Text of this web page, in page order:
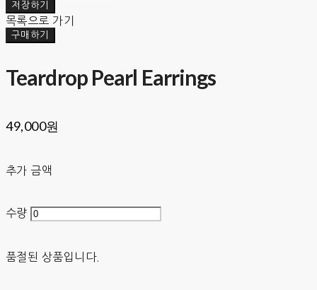
저장하기
목록으로 가기
구매하기
Teardrop Pearl Earrings
49,000원
추가 금액
수량
품절된 상품입니다.